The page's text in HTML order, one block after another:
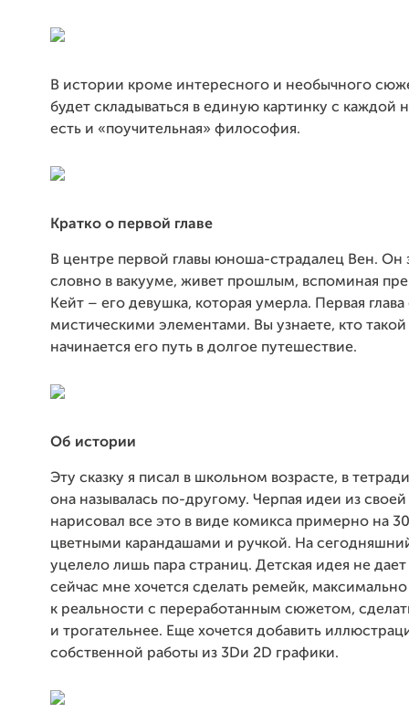
В истории кроме интересного и необычного
будет складываться в единую картинку с каждой
есть и «поучительная» философия.
Кратко о первой главе
В центре первой главы юноша-страдалец Вен. Он
словно в вакууме, живет прошлым, вспоминая
Кейт – его девушка, которая умерла. Первая
мистическими элементами. Вы узнаете, кто такой
начинается его путь в долгое путешествие.
Об истории
Эту сказку я писал в школьном возрасте, в
она называлась по-другому. Черпая идеи из своей
нарисовал все это в виде комикса примерно на
цветными карандашами и ручкой. На
уцелело лишь пара страниц. Детская идея не
сейчас мне хочется сделать ремейк,
к реальности с переработанным сюжетом,
и трогательнее. Еще хочется добавить
собственной работы из 3Dи 2D графики.